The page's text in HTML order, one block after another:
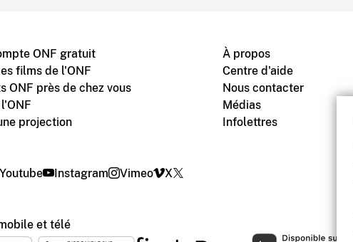
ONF gratuit
films de l'ONF
ONF près de chez vous
projection
À propos
Centre d'aide
Nous contacter
Médias
Infolettres
Youtube Instagram Vimeo X
et télé